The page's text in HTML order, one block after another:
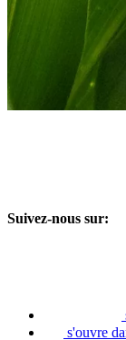
Suivez-nous sur:
s'ouvre